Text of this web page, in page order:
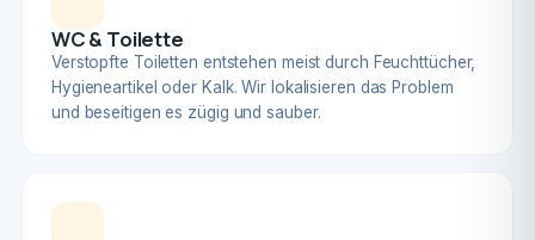
WC & Toilette
Verstopfte Toiletten entstehen meist durch Feuchttücher,
Hygieneartikel oder Kalk. Wir lokalisieren das Problem
und beseitigen es zügig und sauber.